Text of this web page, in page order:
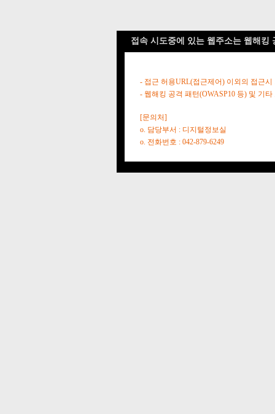
접속 시도중에 있는 웹주소는 웹해킹
- 접근 허용URL(접근제어) 이외의 접근시
- 웹해킹 공격 패턴(OWASP10 등) 및 기
[문의처]
o. 담당부서 : 디지털정보실
o. 전화번호 : 042-879-6249